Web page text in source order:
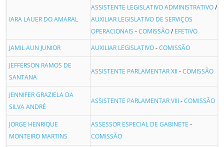
IARA LAUER DO AMARAL
ASSISTENTE LEGISLATIVO ADMINISTRATIVO/
AUXILIAR LEGISLATIVO DE SERVIÇOS
OPERACIONAIS -COMISSÃO/EFETIVO
JAMIL AUN JUNIOR
AUXILIAR LEGISLATIVO-COMISSÃO
JEFFERSON RAMOS DE
SANTANA
ASSISTENTE PARLAMENTAR XII-COMISSÃO
JENNIFER GRAZIELA DA
SILVA ANDRÉ
ASSISTENTE PARLAMENTAR VIII-COMISSÃO
JORGE HENRIQUE
MONTEIRO MARTINS
ASSESSOR ESPECIAL DE GABINETE -
COMISSÃO